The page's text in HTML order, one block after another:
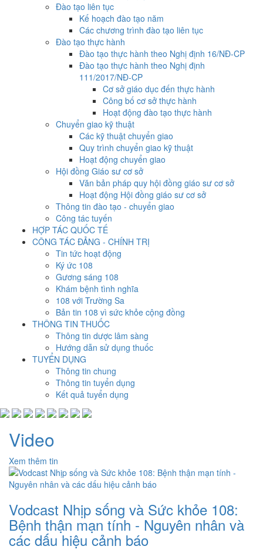
Đào tạo liên tục
Kế hoạch đào tạo năm
Các chương trình đào tạo liên tục
Đào tạo thực hành
Đào tạo thực hành theo Nghị định 16/NĐ-CP
Đào tạo thực hành theo Nghị định
111/2017/NĐ-CP
Cơ sở giáo dục đến thực hành
Công bố cơ sở thực hành
Hoạt động đào tạo thực hành
Chuyển giao kỹ thuật
Các kỹ thuật chuyển giao
Quy trình chuyển giao kỹ thuật
Hoạt động chuyển giao
Hội đồng Giáo sư cơ sở
Văn bản pháp quy hội đồng giáo sư cơ sở
Hoạt động Hội đồng giáo sư cơ sở
Thông tin đào tạo - chuyển giao
Công tác tuyến
HỢP TÁC QUỐC TẾ
CÔNG TÁC ĐẢNG - CHÍNH TRỊ
Tin tức hoạt động
Ký ức 108
Gương sáng 108
Khám bệnh tình nghĩa
108 với Trường Sa
Bản tin 108 vì sức khỏe cộng đồng
THÔNG TIN THUỐC
Thông tin dược lâm sàng
Hướng dẫn sử dụng thuốc
TUYỂN DỤNG
Thông tin chung
Thông tin tuyển dụng
Kết quả tuyển dụng
Video
Xem thêm tin
Vodcast Nhịp sống và Sức khỏe 108:
Bệnh thận mạn tính - Nguyên nhân và
các dấu hiệu cảnh báo